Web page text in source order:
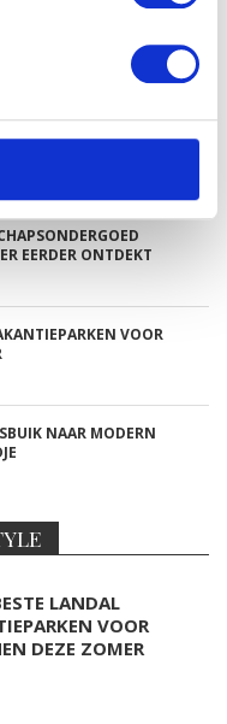
EERDER ONTDEKT
VOOR
NAAR MODERN
LANDAL
VOOR
DEZE ZOMER